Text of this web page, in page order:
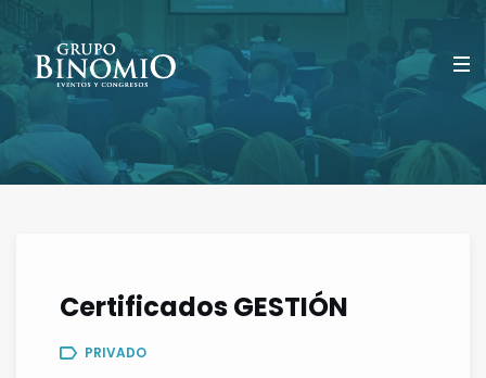
Certificados GESTIÓN
PRIVADO